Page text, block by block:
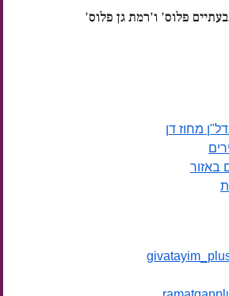
פלוס' ו'רמת גן פלוס'
מחוז דן
באזור